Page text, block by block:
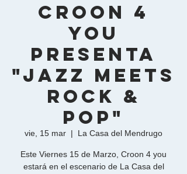
Croon 4
you
presenta
"Jazz meets
Rock &
Pop"
vie, 15 mar
  |
La Casa del Mendrugo
Este Viernes 15 de Marzo, Croon 4 you
estará en el escenario de La Casa del